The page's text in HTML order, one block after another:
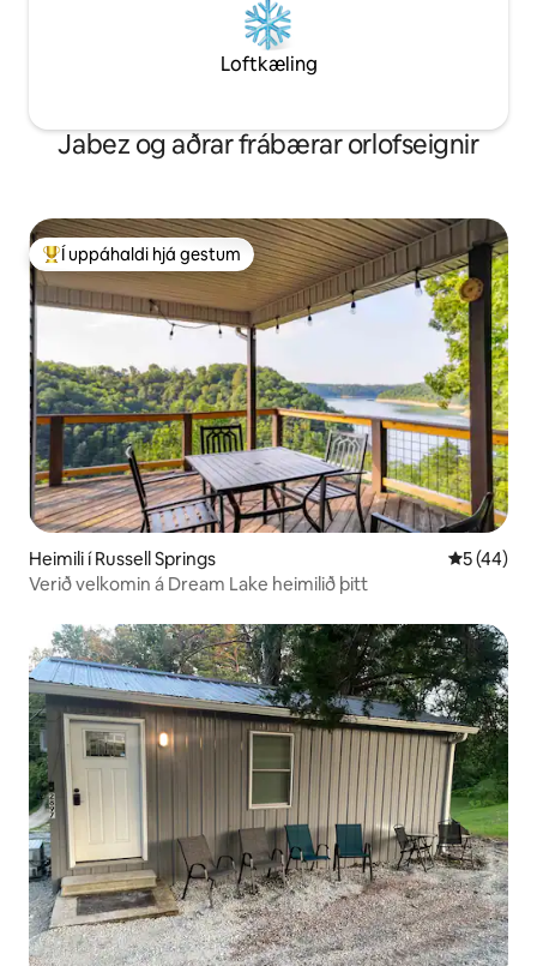
Loftkæling
Jabez og aðrar frábærar orlofseignir
Í mestu uppáhaldi hjá gestum
Í uppáhaldi hjá gestum
Heimili í Russell Springs 5 af 5 í
5 (44)
Verið velkomin á Dream Lake heimilið þitt